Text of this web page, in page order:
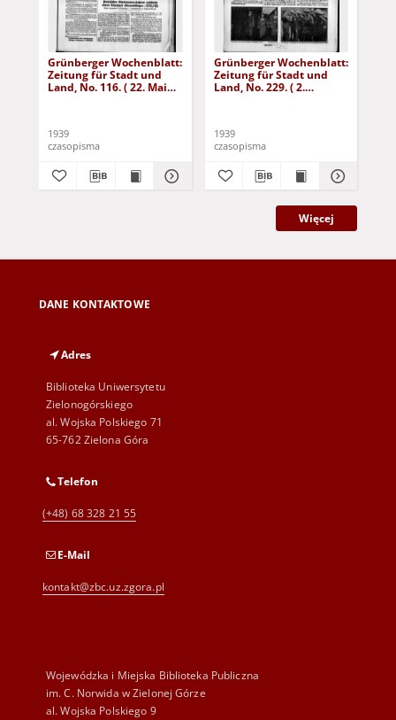
Grünberger Wochenblatt:
Zeitung für Stadt und
Land, No. 116. ( 22. Mai
1939
czasopisma
Grünberger Wochenblatt:
Zeitung für Stadt und
Land, No. 229. ( 2.
1939
czasopisma
Więcej
DANE KONTAKTOWE
Adres
Biblioteka Uniwersytetu
Zielonogórskiego
al. Wojska Polskiego 71
65-762 Zielona Góra
Telefon
(+48) 68 328 21 55
E-Mail
kontakt@zbc.uz.zgora.pl
Wojewódzka i Miejska Biblioteka Publiczna
im. C. Norwida w Zielonej Górze
al. Wojska Polskiego 9